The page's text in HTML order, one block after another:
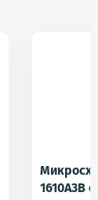
1610A3B